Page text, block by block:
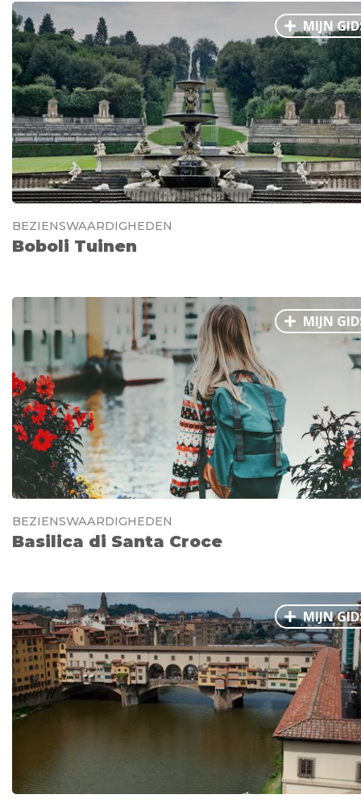
MIJN
BEZIENSWAARDIGHEDEN
Boboli Tuinen
MIJN
BEZIENSWAARDIGHEDEN
Basilica di Santa Croce
MIJN